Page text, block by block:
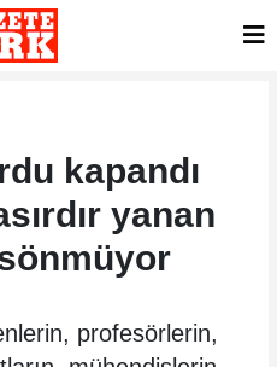
kapandı
yanan
sönmüyor
profesörlerin,